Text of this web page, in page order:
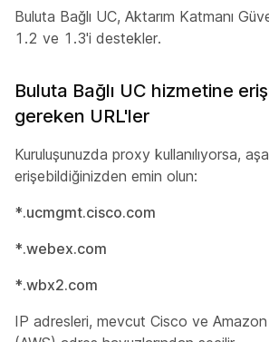
Buluta Bağlı UC, Aktarım Katmanı
1.2 ve 1.3'i destekler.
Buluta Bağlı UC hizmetine
gereken URL'ler
Kuruluşunuzda proxy kullanılıyorsa,
erişebildiğinizden emin olun:
*.ucmgmt.cisco.com
*.webex.com
*.wbx2.com
IP adresleri, mevcut Cisco ve